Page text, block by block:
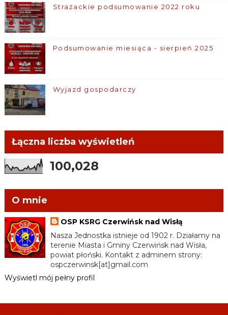
Strażackie podsumowanie 2022 roku
Podsumowanie miesiąca - sierpień 2025
Wyjazd gospodarczy
Łączna liczba wyświetleń
100,028
O mnie
OSP KSRG Czerwińsk nad Wisłą
Nasza Jednostka istnieje od 1902 r. Działamy na
terenie Miasta i Gminy Czerwińsk nad Wisła,
powiat płoński. Kontakt z adminem strony:
ospczerwinsk[at]gmail.com
Wyświetl mój pełny profil